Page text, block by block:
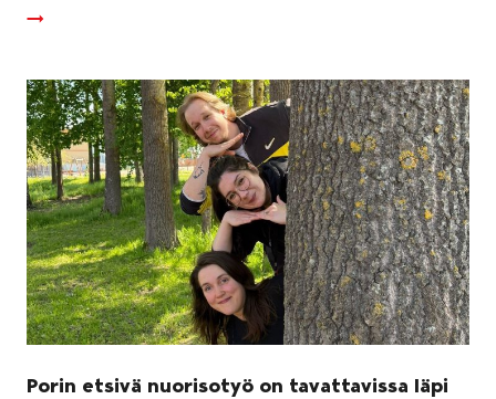
Porin etsivä nuorisotyö on tavattavissa läpi